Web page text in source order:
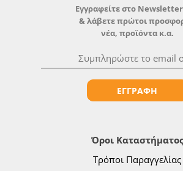
Όροι Καταστήματος
Τρόποι Παραγγελίας
Εγγραφείτε στο
& λάβετε πρώτοι
νέα, προϊόντα κ.α.
ΕΓΓΡΑΦΗ